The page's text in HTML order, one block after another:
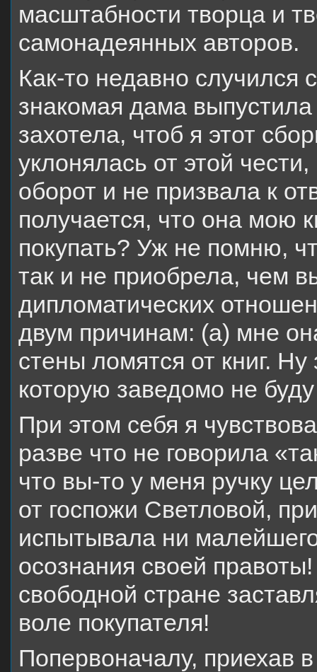
масштабности творца и
самонадеянных авторов.
Как-то недавно случился
знакомая дама
захотела, чтоб я этот
уклонялась от этой
оборот и не призвала к
получается, что она мою
покупать? Уж не помню,
так и не приобрела, чем
дипломатических
двум причинам: (а) мне
стены ломятся от книг.
которую заведомо не
При этом себя я
разве что не говорила
что вы-то у меня ручку
от госпожи Светловой,
испытывала ни
осознания своей
свободной стране
воле покупателя!
Попервоначалу, приехав